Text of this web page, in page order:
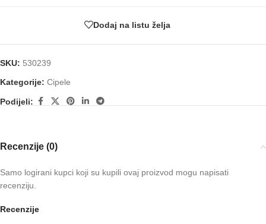
Dodaj na listu želja
SKU: 530239
Kategorije: Cipele
Podijeli:
Recenzije (0)
Recenzije
Samo logirani kupci koji su kupili ovaj proizvod mogu napisati
recenziju.